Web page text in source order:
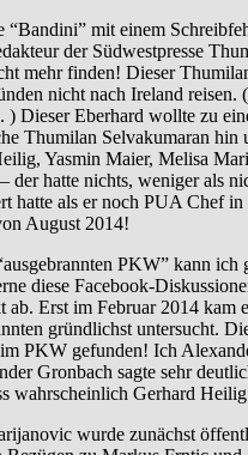
mit einem
der Südwestpresse
mehr finden! Dieser
nicht nach Ireland
Eberhard wollte zu
Thumilan Selvakumaran
Yasmin Maier, Melisa
hatte nichts, weniger als
hatte als er noch PUA Chef
August 2014!
PKW” kann ich
diese Facebook-
Erst im Februar 2014
gründlichst untersucht.
PKW gefunden! Ich
Gronbach sagte sehr
wahrscheinlich Gerhard
zunächst öffentlich